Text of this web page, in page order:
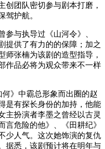
创团队密切参与剧本打磨，
驾护航。
与执导过《山河令》、
提供了有力的的保障；加之
师张楠为该剧的造型指导，
作品必将为观众带来不一样
》中霸总形象而出圈的赵
是有探长身份的加持，他能
主扮演者李墨之曾经以古灵
言危险的他》、《田耕纪》
少人气。这次她饰演的复仇
据悉，该剧预计将在明年与